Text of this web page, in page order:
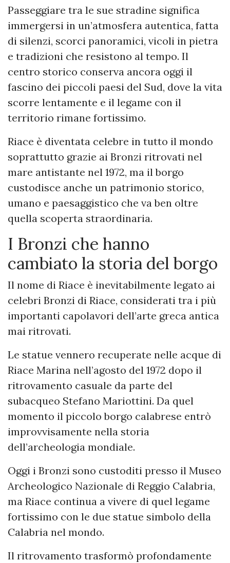
Passeggiare tra le sue stradine significa
immergersi in un’atmosfera autentica, fatta
di silenzi, scorci panoramici, vicoli in pietra
e tradizioni che resistono al tempo. Il
centro storico conserva ancora oggi il
fascino dei piccoli paesi del Sud, dove la vita
scorre lentamente e il legame con il
territorio rimane fortissimo.
Riace è diventata celebre in tutto il mondo
soprattutto grazie ai Bronzi ritrovati nel
mare antistante nel 1972, ma il borgo
custodisce anche un patrimonio storico,
umano e paesaggistico che va ben oltre
quella scoperta straordinaria.
I Bronzi che hanno
cambiato la storia del borgo
Il nome di Riace è inevitabilmente legato ai
celebri Bronzi di Riace, considerati tra i più
importanti capolavori dell’arte greca antica
mai ritrovati.
Le statue vennero recuperate nelle acque di
Riace Marina nell’agosto del 1972 dopo il
ritrovamento casuale da parte del
subacqueo Stefano Mariottini. Da quel
momento il piccolo borgo calabrese entrò
improvvisamente nella storia
dell’archeologia mondiale.
Oggi i Bronzi sono custoditi presso il Museo
Archeologico Nazionale di Reggio Calabria,
ma Riace continua a vivere di quel legame
fortissimo con le due statue simbolo della
Calabria nel mondo.
Il ritrovamento trasformò profondamente